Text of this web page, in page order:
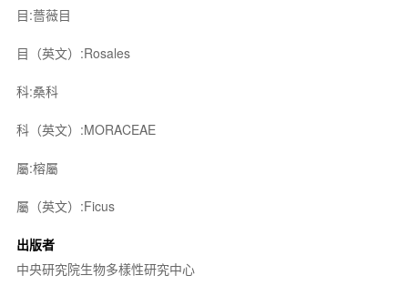
目:薔薇目
目（英文）:Rosales
科:桑科
科（英文）:MORACEAE
屬:榕屬
屬（英文）:Ficus
出版者
中央研究院生物多樣性研究中心